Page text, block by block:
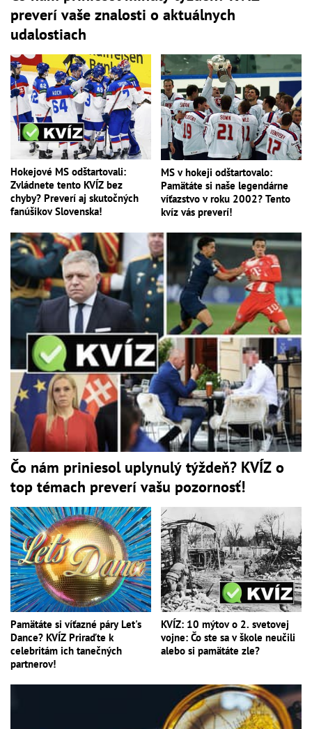
preverí vaše znalosti o aktuálnych
udalostiach
Hokejové MS odštartovali:
Zvládnete tento KVÍZ bez
chyby? Preverí aj skutočných
fanúšikov Slovenska!
MS v hokeji odštartovalo:
Pamätáte si naše legendárne
víťazstvo v roku 2002? Tento
kvíz vás preverí!
Čo nám priniesol uplynulý týždeň? KVÍZ o
top témach preverí vašu pozornosť!
Pamätáte si víťazné páry Let's
Dance? KVÍZ Priraďte k
celebritám ich tanečných
partnerov!
KVÍZ: 10 mýtov o 2. svetovej
vojne: Čo ste sa v škole neučili
alebo si pamätáte zle?